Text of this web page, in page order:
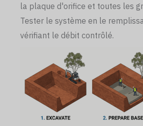
la plaque d'orifice et toutes les
Tester le système en le
vérifiant le débit contrôlé.